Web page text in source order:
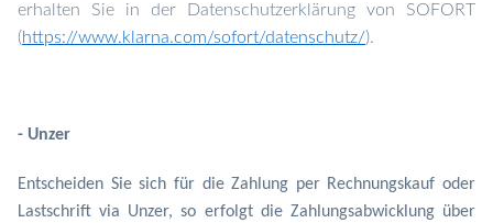
erhalten Sie in der Datenschutzerklärung von SOFORT
(https://www.klarna.com/sofort/datenschutz/).
- Unzer
Entscheiden Sie sich für die Zahlung per Rechnungskauf oder
Lastschrift via Unzer, so erfolgt die Zahlungsabwicklung über